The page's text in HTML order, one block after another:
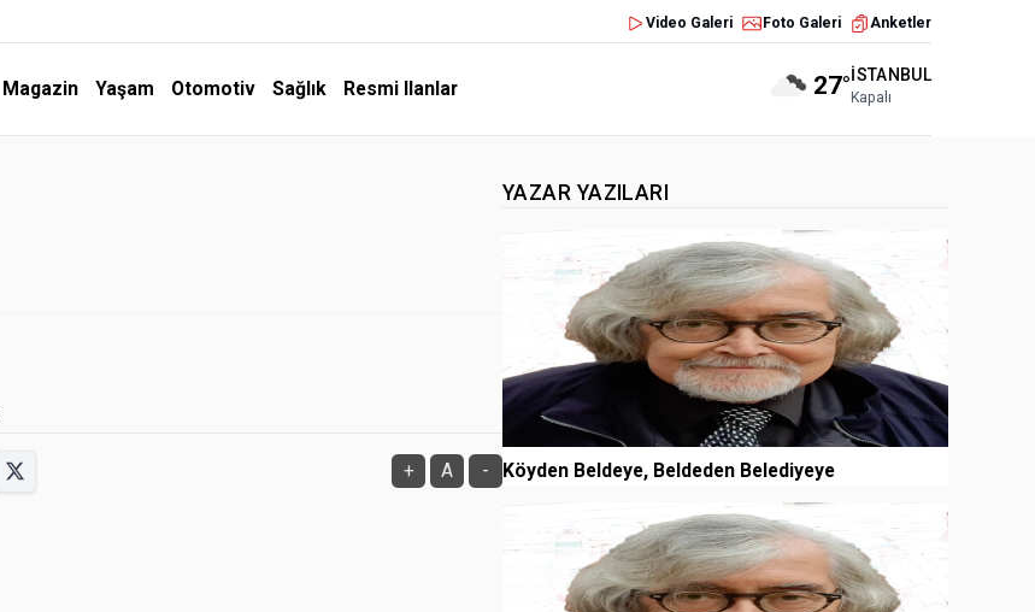
Video Galeri Foto Galeri Anketler
Magazin Yaşam Otomotiv Sağlık Resmi Ilanlar 27°İSTANBUL
Kapalı
+ A -
YAZAR YAZILARI
Köyden Beldeye, Beldeden Belediyeye